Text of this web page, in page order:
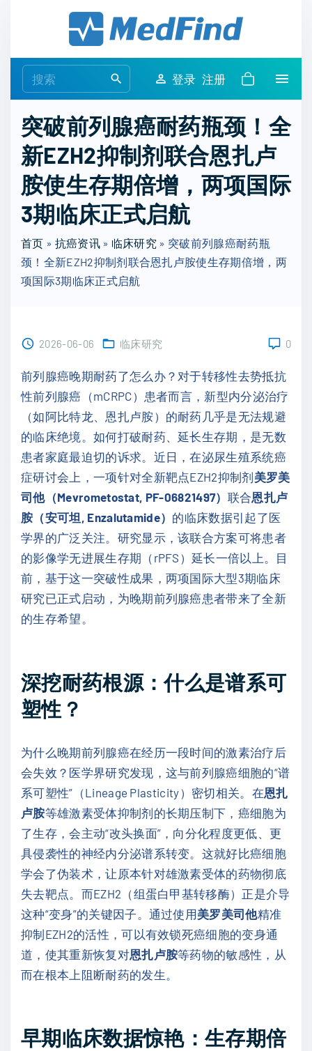
e
r
c
h
f
o
r
:
登录 注册
突破前列腺癌耐药瓶颈！全
新EZH2抑制剂联合恩扎卢
胺使生存期倍增，两项国际
3期临床正式启航
首页 » 抗癌资讯» 临床研究 » 突破前列腺癌耐药瓶
颈！全新EZH2抑制剂联合恩扎卢胺使生存期倍增，两
项国际3期临床正式启航
2026-06-06 临床研究 0
前列腺癌晚期耐药了怎么办？对于转移性去势抵抗
性前列腺癌（mCRPC）患者而言，新型内分泌治疗
（如阿比特龙、恩扎卢胺）的耐药几乎是无法规避
的临床绝境。如何打破耐药、延长生存期，是无数
患者家庭最迫切的诉求。近日，在泌尿生殖系统癌
症研讨会上，一项针对全新靶点EZH2抑制剂美罗美
司他（Mevrometostat, PF-06821497） 联合恩扎卢
胺（安可坦, Enzalutamide） 的临床数据引起了医
学界的广泛关注。研究显示，该联合方案可将患者
的影像学无进展生存期（rPFS）延长一倍以上。目
前，基于这一突破性成果，两项国际大型3期临床
研究已正式启动，为晚期前列腺癌患者带来了全新
的生存希望。
深挖耐药根源：什么是谱系可
塑性？
为什么晚期前列腺癌在经历一段时间的激素治疗后
会失效？医学界研究发现，这与前列腺癌细胞的“谱
系可塑性”（Lineage Plasticity）密切相关。在恩扎
卢胺等雄激素受体抑制剂的长期压制下，癌细胞为
了生存，会主动“改头换面”，向分化程度更低、更
具侵袭性的神经内分泌谱系转变。这就好比癌细胞
学会了伪装术，让原本针对雄激素受体的药物彻底
失去靶点。而EZH2（组蛋白甲基转移酶）正是介导
这种“变身”的关键因子。通过使用美罗美司他精准
抑制EZH2的活性，可以有效锁死癌细胞的变身通
道，使其重新恢复对恩扎卢胺等药物的敏感性，从
而在根本上阻断耐药的发生。
早期临床数据惊艳：生存期倍